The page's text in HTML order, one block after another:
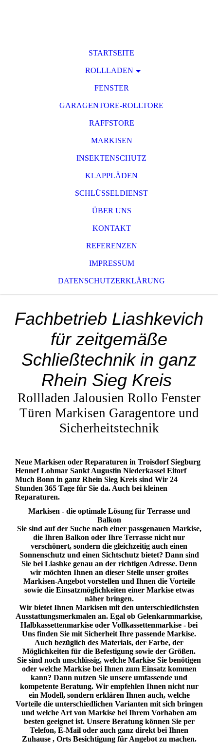
STARTSEITE
ROLLLADEN
FENSTER
GARAGENTORE-ROLLTORE
RAFFSTORE
MARKISEN
INSEKTENSCHUTZ
KLAPPLÄDEN
SCHLÜSSELDIENST
ÜBER UNS
KONTAKT
REFERENZEN
IMPRESSUM
DATENSCHUTZERKLÄRUNG
Fachbetrieb Liashkevich
für zeitgemäße
Schließtechnik in ganz
Rhein Sieg Kreis
Rollladen Jalousien Rollo Fenster
Türen Markisen Garagentore und
Sicherheitstechnik
Neue Markisen oder Reparaturen in Troisdorf Siegburg
Hennef Lohmar Sankt Augustin Niederkassel Eitorf
Much Bonn in ganz Rhein Sieg Kreis sind Wir 24
Stunden 365 Tage für Sie da. Auch bei kleinen
Reparaturen.
Markisen - die optimale Lösung für Terrasse und
Balkon
Sie sind auf der Suche nach einer passgenauen Markise,
die Ihren Balkon oder Ihre Terrasse nicht nur
verschönert, sondern die gleichzeitig auch einen
Sonnenschutz und einen Sichtschutz bietet? Dann sind
Sie bei Liashke genau an der richtigen Adresse. Denn
wir möchten Ihnen an dieser Stelle unser großes
Markisen-Angebot vorstellen und Ihnen die Vorteile
sowie die Einsatzmöglichkeiten einer Markise etwas
näher bringen.
Wir bietet Ihnen Markisen mit den unterschiedlichsten
Ausstattungsmerkmalen an. Egal ob Gelenkarmmarkise,
Halbkassettenmarkise oder Vollkassettenmarkise - bei
Uns finden Sie mit Sicherheit Ihre passende Markise.
Auch bezüglich des Materials, der Farbe, der
Möglichkeiten für die Befestigung sowie der Größen.
Sie sind noch unschlüssig, welche Markise Sie benötigen
oder welche Markise bei Ihnen zum Einsatz kommen
kann? Dann nutzen Sie unsere umfassende und
kompetente Beratung. Wir empfehlen Ihnen nicht nur
ein Modell, sondern erklären Ihnen auch, welche
Vorteile die unterschiedlichen Varianten mit sich bringen
und welche Art von Markise bei Ihrem Vorhaben am
besten geeignet ist. Unsere Beratung können Sie per
Telefon, E-Mail oder auch ganz direkt bei Ihnen
Zuhause , Orts Besichtigung für Angebot zu machen.